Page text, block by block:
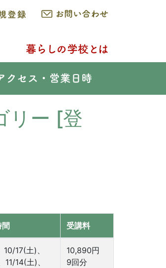
リー [登
間 受講料
17(土)、
14(土)、
10,890円
9回分